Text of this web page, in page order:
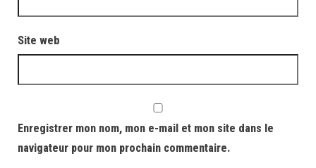
Site web
Enregistrer mon nom, mon e-mail et mon site dans le
navigateur pour mon prochain commentaire.